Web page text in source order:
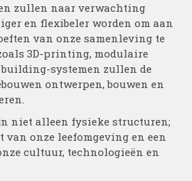
zullen naar verwachting
en flexibeler worden om aan
van onze samenleving te
3D-printing, modulaire
systemen zullen de
ontwerpen, bouwen en
niet alleen fysieke structuren;
van onze leefomgeving en een
cultuur, technologieën en